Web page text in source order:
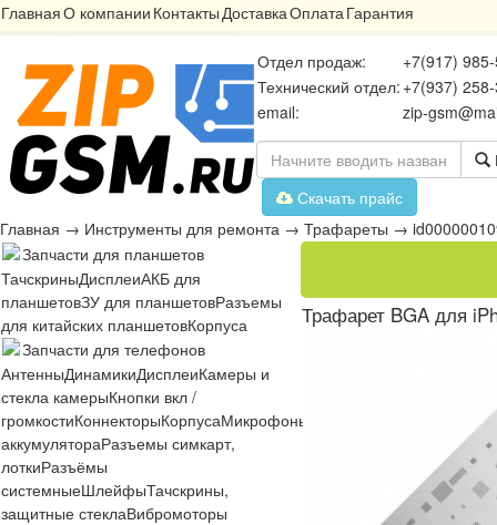
ГлавнаяО компании КонтактыДоставкаОплатаГарантия
Отдел продаж:
+7(917)
Технический отдел: +7(937)
email:
zip-
Скачать прайс
Главная → Инструменты для ремонта → Трафареты →
Запчасти для планшетов
ТачскриныДисплеиАКБ для
планшетовЗУ для планшетовРазъемы
для китайских планшетовКорпуса
Запчасти для телефонов
АнтенныДинамикиДисплеиКамеры и
стекла камерыКнопки вкл /
громкостиКоннекторыКорпусаМикрофоны
аккумулятораРазъемы симкарт,
лоткиРазъёмы
системныеШлейфыТачскрины,
защитные стеклаВибромоторы
Трафарет BGA для